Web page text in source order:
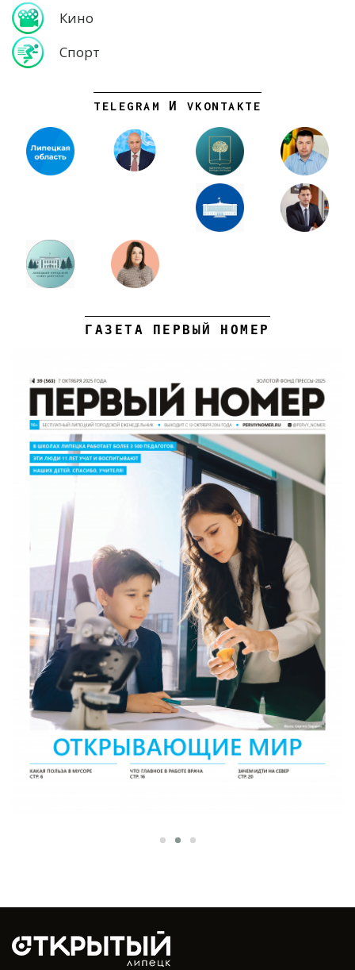
Кино
Спорт
TELEGRAM И VKONTAKTE
ГАЗЕТА ПЕРВЫЙ НОМЕР